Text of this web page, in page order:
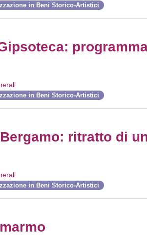
in Beni Storico-Artistici
in Beni Storico-Artistici
ritratto di
in Beni Storico-Artistici